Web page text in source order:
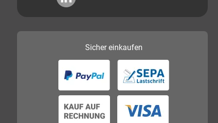
Sichereinkaufen